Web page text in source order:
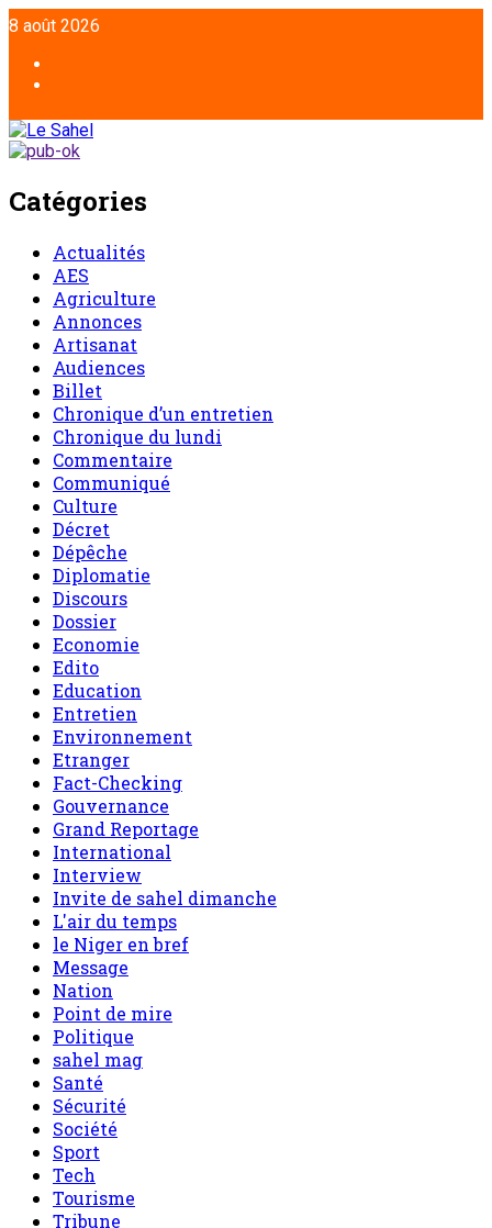
8 août 2026
Catégories
Actualités
AES
Agriculture
Annonces
Artisanat
Audiences
Billet
Chronique d’un entretien
Chronique du lundi
Commentaire
Communiqué
Culture
Décret
Dépêche
Diplomatie
Discours
Dossier
Economie
Edito
Education
Entretien
Environnement
Etranger
Fact-Checking
Gouvernance
Grand Reportage
International
Interview
Invite de sahel dimanche
L'air du temps
le Niger en bref
Message
Nation
Point de mire
Politique
sahel mag
Santé
Sécurité
Société
Sport
Tech
Tourisme
Tribune